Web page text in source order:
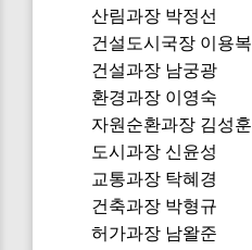
산림과장 박정선
건설도시국장 이용복
건설과장 남궁광
환경과장 이영숙
자원순환과장 김성훈
도시과장 신윤성
교통과장 탁혜경
건축과장 박형규
허가과장 남왈준